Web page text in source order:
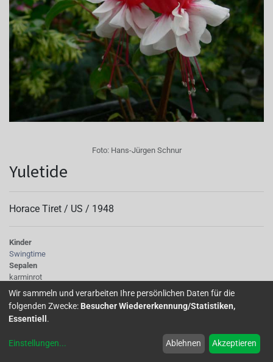
Foto: Hans-Jürgen Schnur
Yuletide
Horace Tiret / US / 1948
Kinder
Swingtime
Sepalen
karminrot
Korolle/Petalen
weiß
Knospe/Blüte
gefüllt, gross
stehend
Wir sammeln und verarbeiten Ihre persönlichen Daten für die
folgenden Zwecke: Besucher Wiedererkennung/Statistiken,
Essentiell .
Einstellungen... Ablehnen Akzeptieren